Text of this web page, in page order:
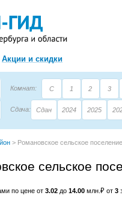
Акции и скидки
Комнат: С 1 2 3
Сдача: Сдан 2024 2025
> Романовское сельское
сельское
по цене от3.02 до14.00 млн.₽ от3